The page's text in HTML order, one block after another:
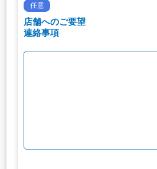
任意
店舗へのご要望
連絡事項